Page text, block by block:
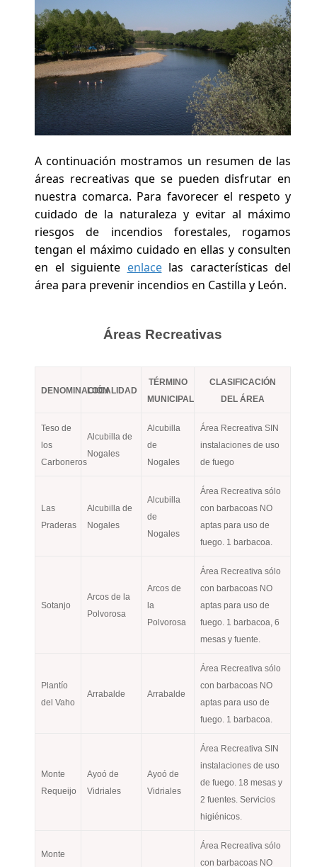
A continuación mostramos un resumen de las
áreas recreativas que se pueden disfrutar en
nuestra comarca. Para favorecer el respeto y
cuidado de la naturaleza y evitar al máximo
riesgos de incendios forestales, rogamos
tengan el máximo cuidado en ellas y consulten
en el siguiente enlacelas características del
área para prevenir incendios en Castilla y León.
Áreas Recreativas
DENOMINACIÓNLOCALIDAD
TÉRMINO
MUNICIPAL
CLASIFICACIÓN
DEL ÁREA
Teso de
los
Carboneros
Alcubilla de
Nogales
Alcubilla
de
Nogales
Área Recreativa SIN
instalaciones de uso
de fuego
Las
Praderas
Alcubilla de
Nogales
Alcubilla
de
Nogales
Área Recreativa sólo
con barbacoas NO
aptas para uso de
fuego. 1 barbacoa.
Sotanjo
Arcos de la
Polvorosa
Arcos de
la
Polvorosa
Área Recreativa sólo
con barbacoas NO
aptas para uso de
fuego. 1 barbacoa, 6
mesas y fuente.
Plantío
del Vaho
Arrabalde Arrabalde
Área Recreativa sólo
con barbacoas NO
aptas para uso de
fuego. 1 barbacoa.
Monte
Requeijo
Ayoó de
Vidriales
Ayoó de
Vidriales
Área Recreativa SIN
instalaciones de uso
de fuego. 18 mesas y
2 fuentes. Servicios
higiénicos.
Monte
Área Recreativa sólo
con barbacoas NO